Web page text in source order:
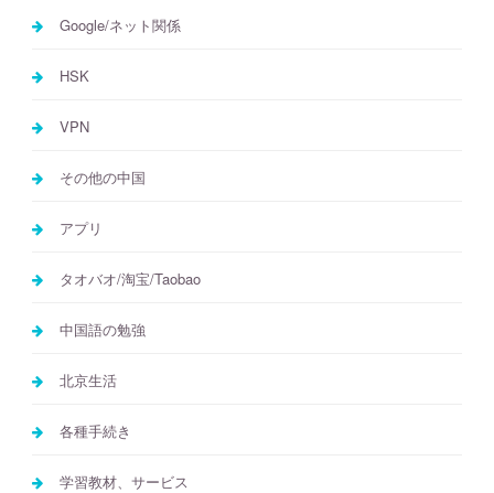
Google/ネット関係
HSK
VPN
その他の中国
アプリ
タオバオ/淘宝/Taobao
中国語の勉強
北京生活
各種手続き
学習教材、サービス